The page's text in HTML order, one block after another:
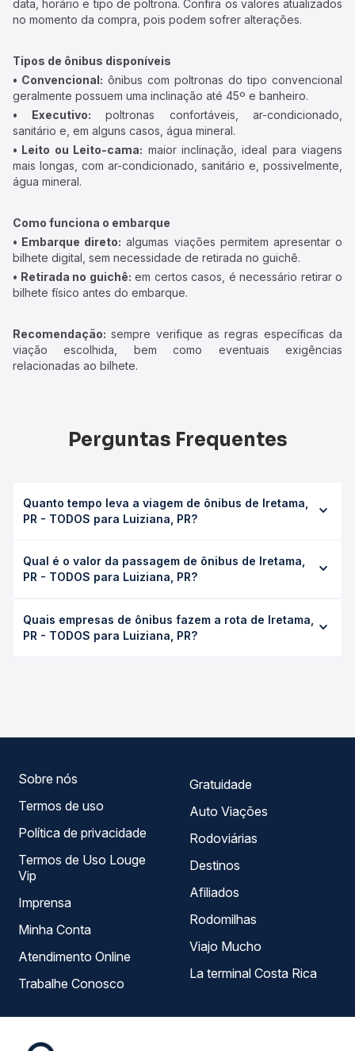
data, horário e tipo de poltrona. Confira os valores atualizados
no momento da compra, pois podem sofrer alterações.
Tipos de ônibus disponíveis
• Convencional: ônibus com poltronas do tipo convencional
geralmente possuem uma inclinação até 45º e banheiro.
• Executivo: poltronas confortáveis, ar-condicionado,
sanitário e, em alguns casos, água mineral.
• Leito ou Leito-cama: maior inclinação, ideal para viagens
mais longas, com ar-condicionado, sanitário e, possivelmente,
água mineral.
Como funciona o embarque
• Embarque direto: algumas viações permitem apresentar o
bilhete digital, sem necessidade de retirada no guichê.
• Retirada no guichê: em certos casos, é necessário retirar o
bilhete físico antes do embarque.
Recomendação: sempre verifique as regras específicas da
viação escolhida, bem como eventuais exigências
relacionadas ao bilhete.
Perguntas Frequentes
Quanto tempo leva a viagem de ônibus de Iretama,
PR - TODOS para Luiziana, PR?
Luiziana, PR leva em média 0h 33min, podendo variar
conforme a viação, o tipo de serviço (convencional,
duração exata de cada opção na data desejada.
Qual é o valor da passagem de ônibus de Iretama,
PR - TODOS para Luiziana, PR?
para Luiziana, PR custa em média R$ 20,74 e varia
conforme a data da viagem, a empresa, o tipo de poltrona
Quais empresas de ônibus fazem a rota de Iretama,
PR - TODOS para Luiziana, PR?
Sobre nós
Termos de uso
Política de privacidade
Termos de Uso Louge
Vip
Imprensa
Minha Conta
Atendimento Online
Trabalhe Conosco
Gratuidade
Auto Viações
Rodoviárias
Destinos
Afiliados
Rodomilhas
Viajo Mucho
La terminal Costa Rica